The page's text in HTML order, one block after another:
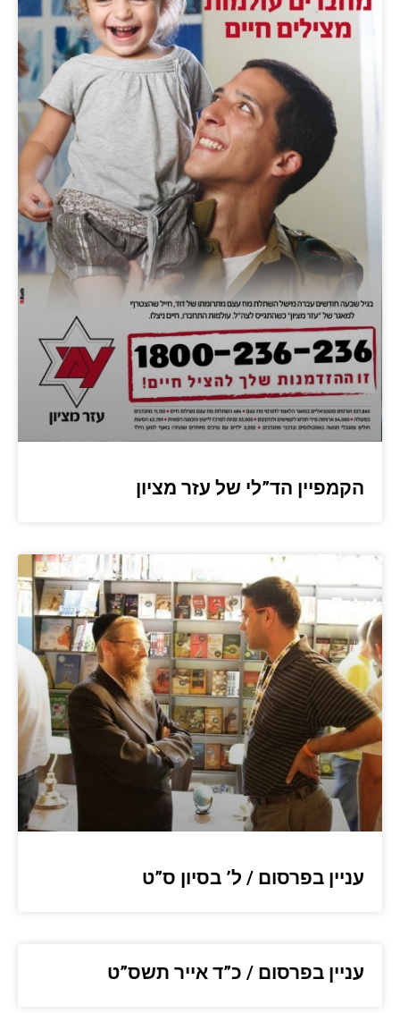
הקמפיין הד”לי של עזר מציון
עניין בפרסום / ל’ בסיון ס”ט
עניין בפרסום / כ”ד אייר תשס”ט